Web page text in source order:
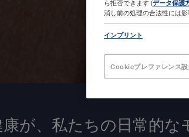
康が、私たちの日常的
ら拒否できます (データ保護
消し前の処理の合法性には影
インプリント
Cookieプレファレンス